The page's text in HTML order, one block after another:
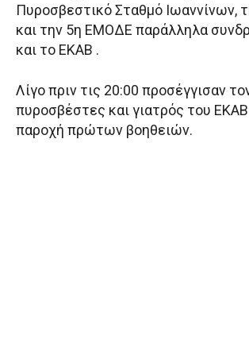
Πυροσβεστικό Σταθμό Ιωαννίνων,
και την 5η ΕΜΟΔΕ παράλληλα
και το ΕΚΑΒ .
Λίγο πριν τις 20:00 προσέγγισαν
πυροσβέστες και γιατρός του ΕΚΑΒ
παροχή πρώτων βοηθειών.